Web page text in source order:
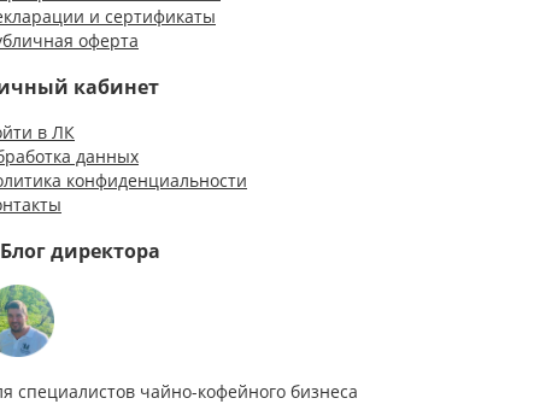
и сертификаты
оферта
кабинет
в ЛК
данных
конфиденциальности
Блог директора
специалистов чайно-кофейного бизнеса